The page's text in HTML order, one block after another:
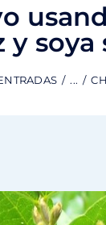
y soya
...